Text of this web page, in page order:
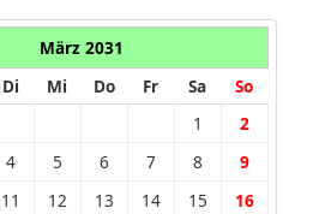
März 2031
Di Mi Do Fr Sa So
1 2
4 5 6 7 8 9
11 12 13 14 15 16